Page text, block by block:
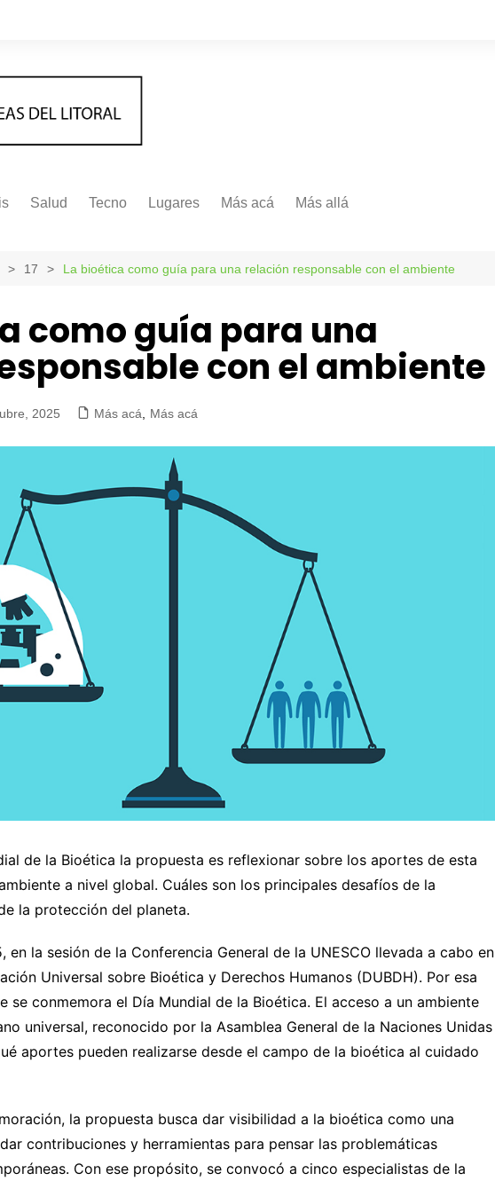
Salud Tecno Lugares Más acá Más allá
Internacionales Más allá
17 La bioética como guía para una relación responsable con el ambiente
como guía para una
con el ambiente
2025 Más acá, Más acá
de la Bioética la propuesta es reflexionar sobre los aportes de esta
a nivel global. Cuáles son los principales desafíos de la
la protección del planeta.
en la sesión de la Conferencia General de la UNESCO llevada a cabo en
Universal sobre Bioética y Derechos Humanos (DUBDH). Por esa
se conmemora el Día Mundial de la Bioética. El acceso a un ambiente
universal, reconocido por la Asamblea General de la Naciones Unidas
aportes pueden realizarse desde el campo de la bioética al cuidado
la propuesta busca dar visibilidad a la bioética como una
contribuciones y herramientas para pensar las problemáticas
Con ese propósito, se convocó a cinco especialistas de la